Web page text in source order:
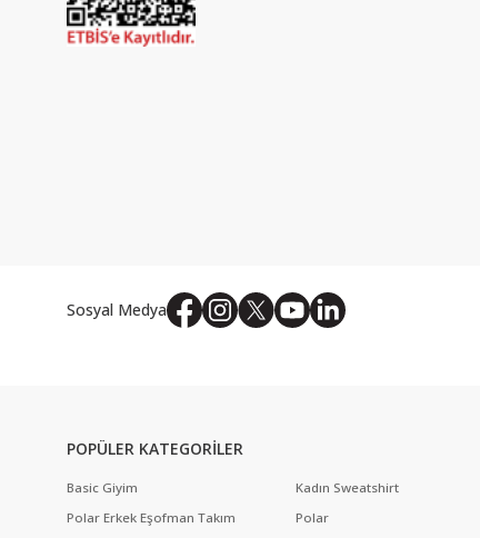
Sosyal Medya
POPÜLER KATEGORİLER
Basic Giyim
Polar Erkek Eşofman Takım
Kadın Sweatshirt
Polar